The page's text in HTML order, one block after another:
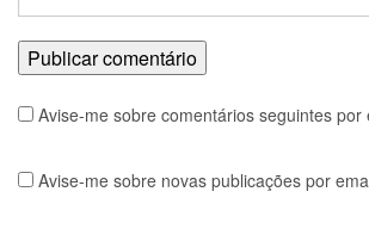
Avise-me sobre comentários seguintes por
Avise-me sobre novas publicações por